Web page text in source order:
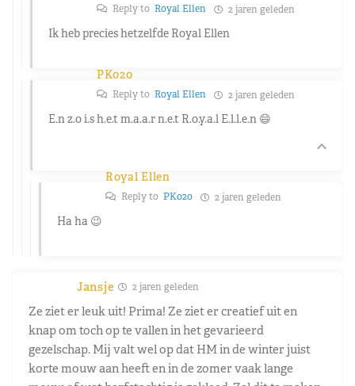
Reply to Royal Ellen 2 jaren geleden
Ik heb precies hetzelfde Royal Ellen
PK020
Reply to Royal Ellen 2 jaren geleden
E.n z.o i.s h.e.t m.a.a.r n.e.t R.o.y.a.l E.l.l.e.n 😄
Royal Ellen
Reply to PK020 2 jaren geleden
Ha ha 😉
Jansje 2 jaren geleden
Ze ziet er leuk uit! Prima! Ze ziet er creatief uit en
knap om toch op te vallen in het gevarieerd
gezelschap. Mij valt wel op dat HM in de winter juist
korte mouw aan heeft en in de zomer vaak lange